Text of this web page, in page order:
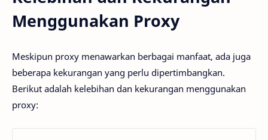
Menggunakan Proxy
Meskipun proxy menawarkan berbagai manfaat, ada juga
beberapa kekurangan yang perlu dipertimbangkan.
Berikut adalah kelebihan dan kekurangan menggunakan
proxy: